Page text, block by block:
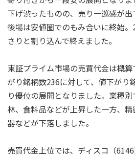
下げ渋ったものの、売り一巡感が出
後場は安値圏でのもみ合いに終始
さりと割り込んで終えました。
東証プライム市場の売買代金は概
がり銘柄数236に対して、値下がり
り優位の展開となりました。業種
林、食料品などが上昇した一方、
器などが下落しました。
売買代金上位では、ディスコ（